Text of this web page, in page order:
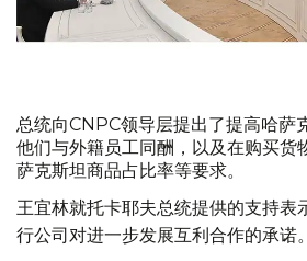
总统向CNPC领导层提出了提高哈萨
他们与外籍员工同酬，以及在购买货
萨克斯坦商品占比率等要求。
王宜林就托卡耶夫总统提供的支持表
行公司对进一步发展互利合作的承诺。